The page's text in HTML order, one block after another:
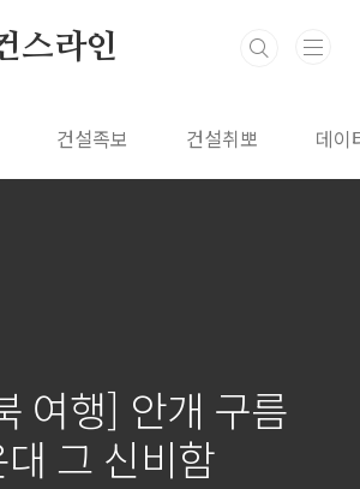
스라인
건설족보 건설취뽀 데이
여행] 안개 구름
그 신비함